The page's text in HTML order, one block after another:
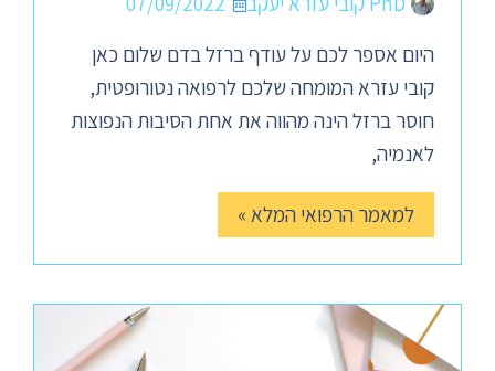
היום אספר לכם על עודף ברזל בדם שלום כאן
קובי עזרא המומחה שלכם לרפואה נטורופטית,
חוסר ברזל הינה מהווה את אחת הסיבות הנפוצות
לאנמיה,
למאמר הרפואי המלא »